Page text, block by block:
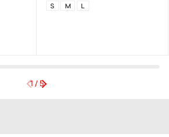
S M L
1 /5